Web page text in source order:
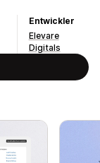
Entwickler
Elevare
Digitals